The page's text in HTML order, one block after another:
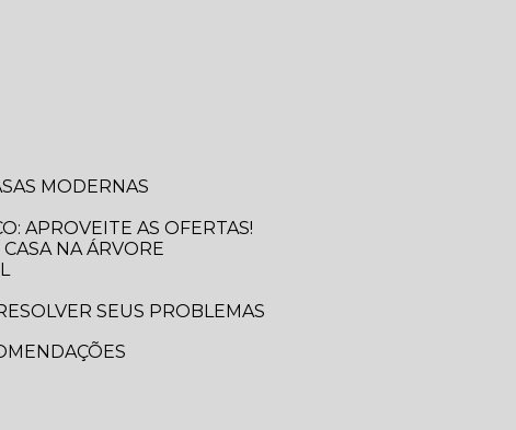
MODERNAS
APROVEITE AS OFERTAS!
NA ÁRVORE